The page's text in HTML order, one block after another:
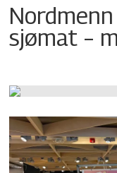
sjømat –